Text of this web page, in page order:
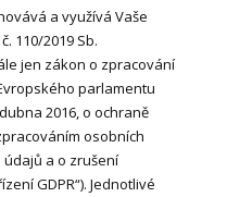
a využívá Vaše
110/2019 Sb.
jen zákon o zpracování
parlamentu
2016, o ochraně
osobních
a o zrušení
GDPR“). Jednotlivé